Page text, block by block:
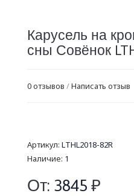
Карусель на
сны Совёнок
0 отзывов /Написать отзыв
Артикул: LTHL2018-82R
Наличие: 1
От: 3845 ₽